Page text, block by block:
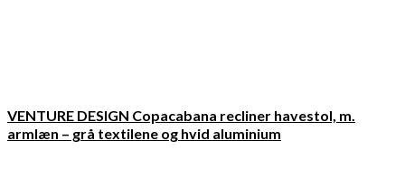
VENTURE DESIGN Copacabana recliner havestol, m.
armlæn – grå textilene og hvid aluminium